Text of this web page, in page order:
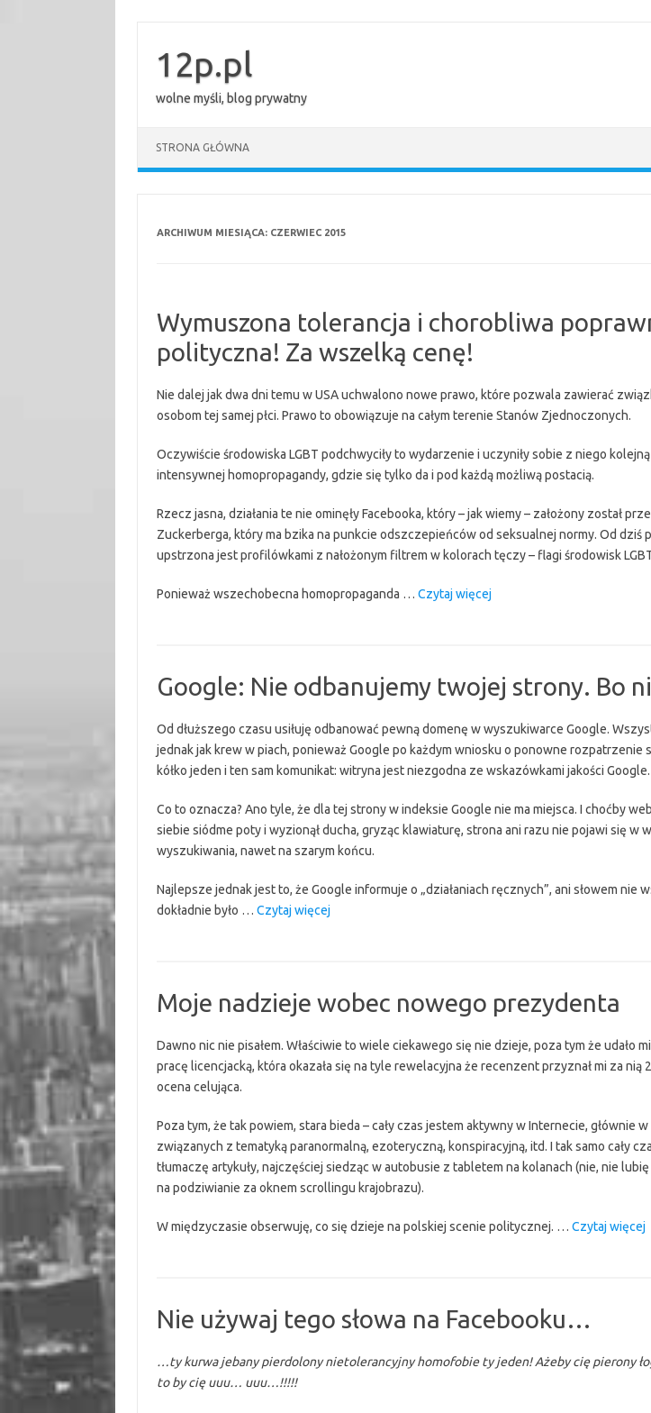
treści12p.pl
wolne myśli, blog prywatny
STRONA GŁÓWNA
ARCHIWUM MIESIĄCA: CZERWIEC 2015
Wymuszona tolerancja i chorobliwa
polityczna! Za wszelką cenę!
Nie dalej jak dwa dni temu w USA uchwalono nowe prawo, które pozwala zawierać
osobom tej samej płci. Prawo to obowiązuje na całym terenie Stanów Zjednoczonych.
Oczywiście środowiska LGBT podchwyciły to wydarzenie i uczyniły sobie z niego
intensywnej homopropagandy, gdzie się tylko da i pod każdą możliwą postacią.
Rzecz jasna, działania te nie ominęły Facebooka, który – jak wiemy – założony został
Zuckerberga, który ma bzika na punkcie odszczepieńców od seksualnej normy. Od dziś
upstrzona jest profilówkami z nałożonym filtrem w kolorach tęczy – flagi środowisk
Ponieważ wszechobecna homopropaganda … Czytaj więcej“Wymuszona
poprawność
polityczna!
wszelką
cenę!”
Google: Nie odbanujemy twojej strony. Bo
Od dłuższego czasu usiłuję odbanować pewną domenę w wyszukiwarce Google.
jednak jak krew w piach, ponieważ Google po każdym wniosku o ponowne rozpatrzenie
kółko jeden i ten sam komunikat: witryna jest niezgodna ze wskazówkami jakości Google.
Co to oznacza? Ano tyle, że dla tej strony w indeksie Google nie ma miejsca. I choćby
siebie siódme poty i wyzionął ducha, gryząc klawiaturę, strona ani razu nie pojawi się w
wyszukiwania, nawet na szarym końcu.
Najlepsze jednak jest to, że Google informuje o „działaniach ręcznych”, ani słowem nie
dokładnie było … Czytaj więcej“Google:
strony.
Bo
Moje nadzieje wobec nowego prezydenta
Dawno nic nie pisałem. Właściwie to wiele ciekawego się nie dzieje, poza tym że udało
pracę licencjacką, która okazała się na tyle rewelacyjna że recenzent przyznał mi za nią
ocena celująca.
Poza tym, że tak powiem, stara bieda – cały czas jestem aktywny w Internecie, głównie w
związanych z tematyką paranormalną, ezoteryczną, konspiracyjną, itd. I tak samo cały
tłumaczę artykuły, najczęściej siedząc w autobusie z tabletem na kolanach (nie, nie
na podziwianie za oknem scrollingu krajobrazu).
W międzyczasie obserwuję, co się dzieje na polskiej scenie politycznej. … Czytaj więcej
Nie używaj tego słowa na Facebooku…
…ty kurwa jebany pierdolony nietolerancyjny homofobie ty jeden! Ażeby cię pierony
to by cię uuu… uuu…!!!!!